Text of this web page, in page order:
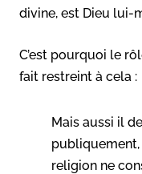
divine, est Dieu lui-
C’est pourquoi le
fait restreint à cela :
Mais aussi il
religion ne